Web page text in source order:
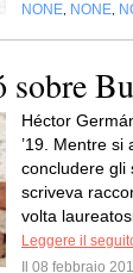
NONE NONE
sobre
Héctor
’19. Mentre si
concludere gli
scriveva
volta
Leggere il
Il 08 febbraio